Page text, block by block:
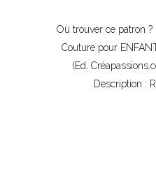
Où trouver ce patron
Couture pour
(Ed.
Description :